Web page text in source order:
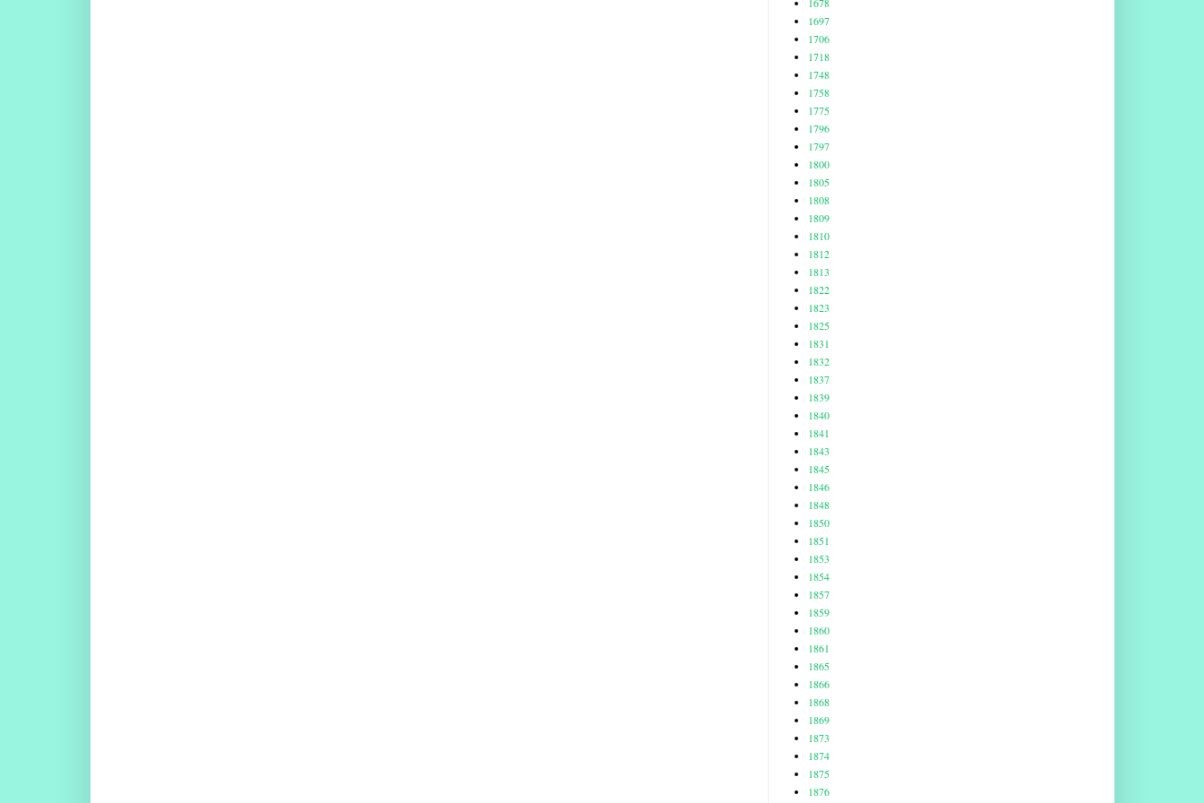
1697
1706
1718
1748
1758
1775
1796
1797
1800
1805
1808
1809
1810
1812
1813
1822
1823
1825
1831
1832
1837
1839
1840
1841
1843
1845
1846
1848
1850
1851
1853
1854
1857
1859
1860
1861
1865
1866
1868
1869
1873
1874
1875
1876